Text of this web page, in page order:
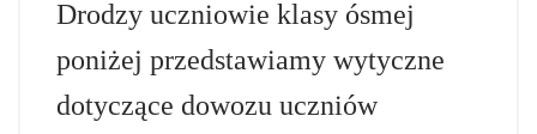
Drodzy uczniowie klasy ósmej
poniżej przedstawiamy wytyczne
dotyczące dowozu uczniów